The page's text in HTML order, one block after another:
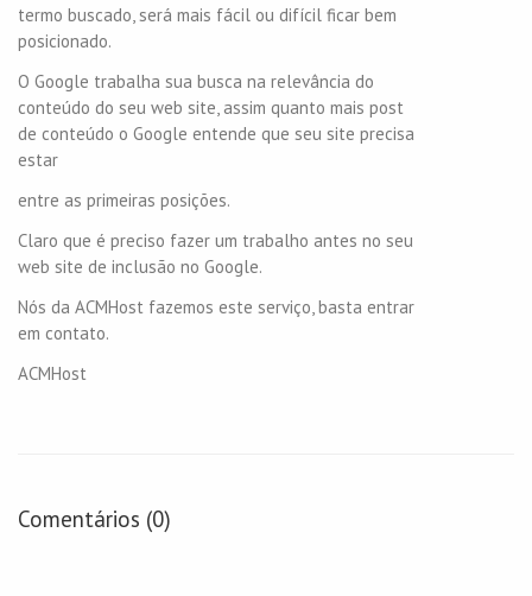
termo buscado, será mais fácil ou difícil ficar bem
posicionado.
O Google trabalha sua busca na relevância do
conteúdo do seu web site, assim quanto mais post
de conteúdo o Google entende que seu site precisa
estar
entre as primeiras posições.
Claro que é preciso fazer um trabalho antes no seu
web site de inclusão no Google.
Nós da ACMHost fazemos este serviço, basta entrar
em contato.
ACMHost
Comentários (0)